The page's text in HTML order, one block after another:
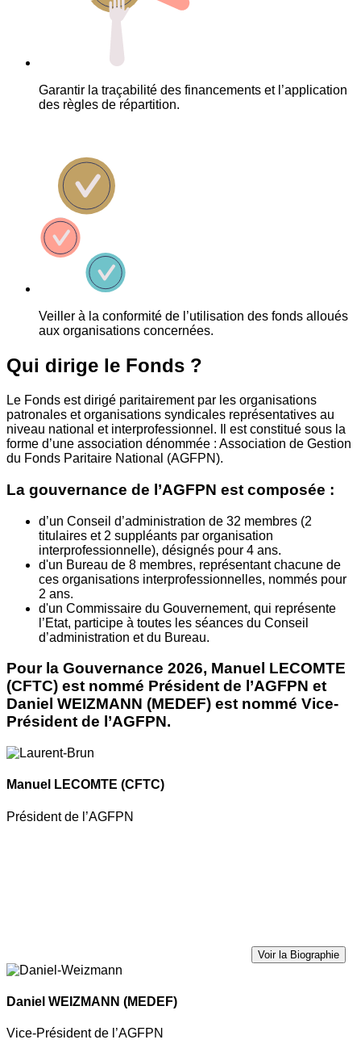
Garantir la traçabilité des financements et l’application
des règles de répartition.
Veiller à la conformité de l’utilisation des fonds alloués
aux organisations concernées.
Qui dirige le Fonds ?
Le Fonds est dirigé paritairement par les organisations
patronales et organisations syndicales représentatives au
niveau national et interprofessionnel. Il est constitué sous la
forme d’une association dénommée : Association de Gestion
du Fonds Paritaire National (AGFPN).
La gouvernance de l’AGFPN est composée :
d’un Conseil d’administration de 32 membres (2
titulaires et 2 suppléants par organisation
interprofessionnelle), désignés pour 4 ans.
d'un Bureau de 8 membres, représentant chacune de
ces organisations interprofessionnelles, nommés pour
2 ans.
d'un Commissaire du Gouvernement, qui représente
l’Etat, participe à toutes les séances du Conseil
d’administration et du Bureau.
Pour la Gouvernance 2026, Manuel LECOMTE
(CFTC) est nommé Président de l’AGFPN et
Daniel WEIZMANN (MEDEF) est nommé Vice-
Président de l’AGFPN.
Manuel LECOMTE (CFTC)
Président de l’AGFPN
Voir la Biographie
Daniel WEIZMANN (MEDEF)
Vice-Président de l’AGFPN